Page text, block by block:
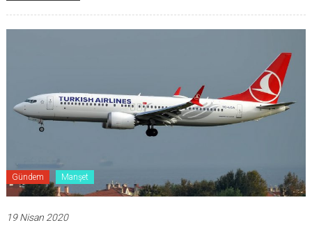
Gündem Manşet
19 Nisan 2020